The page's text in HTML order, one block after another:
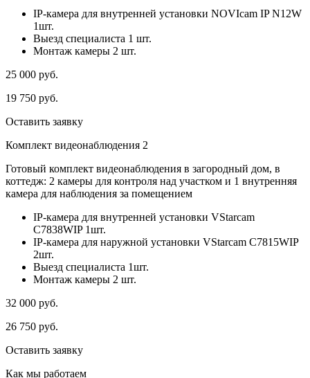
IP-камера для внутренней установки NOVIcam IP N12W
1шт.
Выезд специалиста 1 шт.
Монтаж камеры 2 шт.
25 000 руб.
19 750 руб.
Оставить заявку
Комплект видеонаблюдения 2
Готовый комплект видеонаблюдения в загородный дом, в
коттедж: 2 камеры для контроля над участком и 1 внутренняя
камера для наблюдения за помещением
IP-камера для внутренней установки VStarcam
C7838WIP 1шт.
IP-камера для наружной установки VStarcam C7815WIP
2шт.
Выезд специалиста 1шт.
Монтаж камеры 2 шт.
32 000 руб.
26 750 руб.
Оставить заявку
Как мы работаем